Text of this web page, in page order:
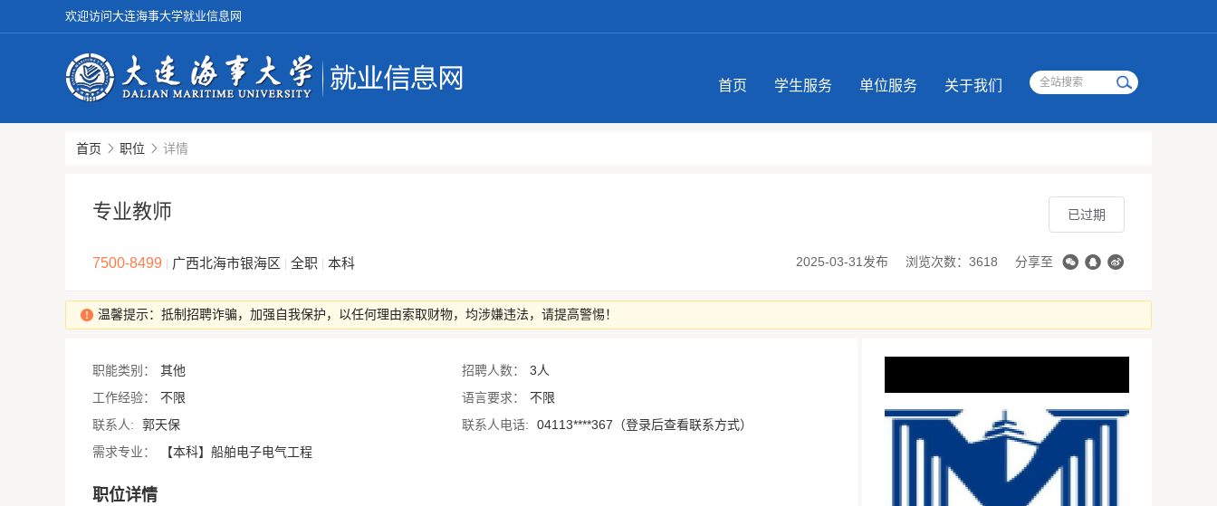
欢迎访问大连海事大学就业信息网
首页 学生服务 单位服务 关于我们
首页 职位 详情
专业教师
7500-8499 广西北海市银海区 全职 本科
已过期
2025-03-31发布 浏览次数：3618 分享至
温馨提示：抵制招聘诈骗，加强自我保护，以任何理由索取财物，均涉嫌违法，请提高警惕！
职能类别： 其他 招聘人数：
3人
工作经验：
不限 语言要求：
不限
联系人:
郭天保 联系人电话:
04113****367（登录后查看联系方式）
需求专业：
【本科】船舶电子电气工程
职位详情